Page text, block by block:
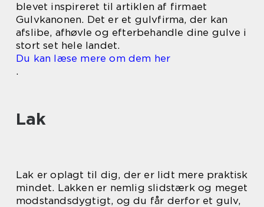
blevet inspireret til artiklen af firmaet
Gulvkanonen. Det er et gulvfirma, der kan
afslibe, afhøvle og efterbehandle dine gulve i
stort set hele landet.
Du kan læse mere om dem her
.
Lak
Lak er oplagt til dig, der er lidt mere praktisk
mindet. Lakken er nemlig slidstærk og meget
modstandsdygtigt, og du får derfor et gulv,